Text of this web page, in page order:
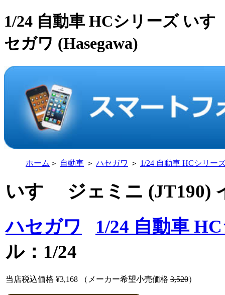
1/24 自動車 HCシリーズ い
セガワ (Hasegawa)
ホーム ＞ 自動車 ＞ ハセガワ ＞ 1/24 自動車 HCシリー
いすゞ ジェミニ (JT190)
ハセガワ
1/24 自動車
ル：1/24
当店税込価格 ¥3,168 （メーカー希望小売価格 3,520）